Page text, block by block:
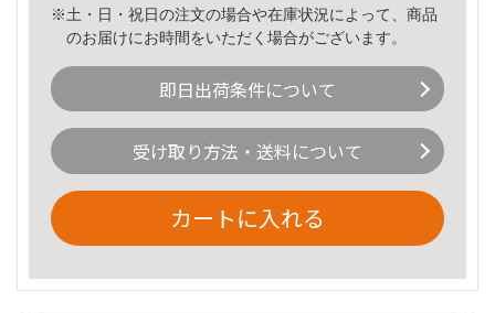
※土・日・祝日の注文の場合や在庫状況によって、商品
のお届けにお時間をいただく場合がございます。
即日出荷条件について
受け取り方法・送料について
カートに入れる